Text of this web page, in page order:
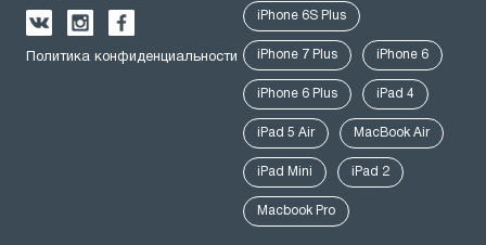
Политика конфиденциальности
iPhone 6S Plus
iPhone 7 Plus iPhone 6
iPhone 6 Plus iPad 4
iPad 5 Air MacBook Air
iPad Mini iPad 2
Macbook Pro